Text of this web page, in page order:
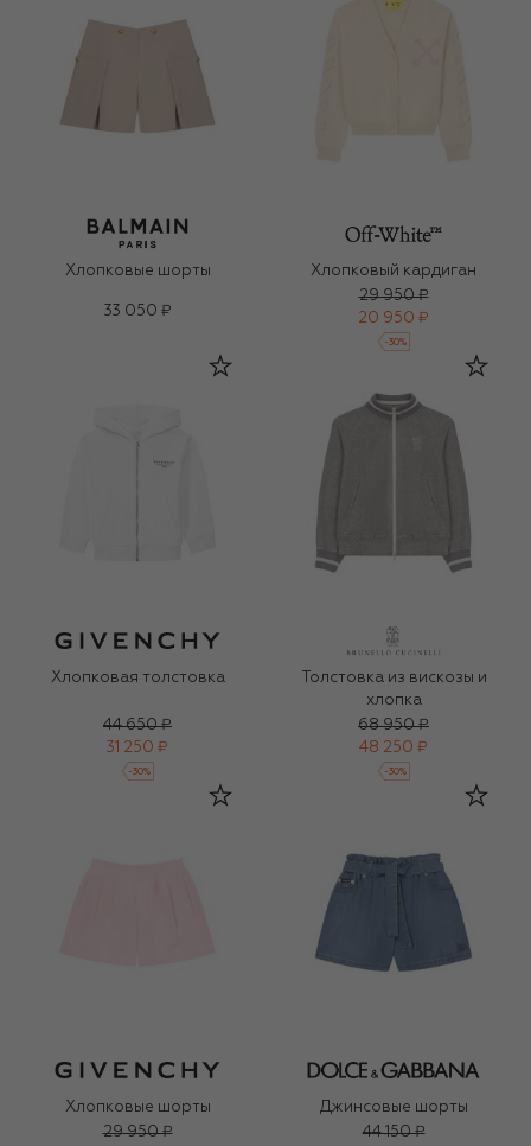
Хлопковые шорты
33 050 ₽
Хлопковый кардиган
29 950 ₽
20 950 ₽
-30%
Хлопковая толстовка
44 650 ₽
31 250 ₽
-30%
Толстовка из вискозы и
хлопка
68 950 ₽
48 250 ₽
-30%
Хлопковые шорты
29 950 ₽
Джинсовые шорты
44 150 ₽